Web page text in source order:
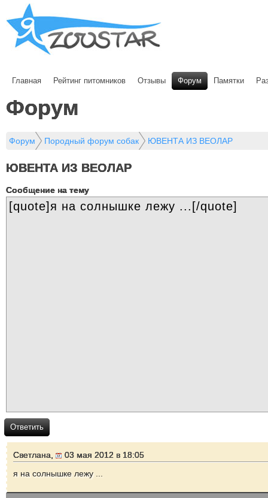
Главная Рейтинг питомников Отзывы Форум Памятки
Форум
Форум Породный форум собак ЮВЕНТА ИЗ ВЕОЛАР
ЮВЕНТА ИЗ ВЕОЛАР
Cообщение на тему
Ответить
Светлана,
03 мая 2012 в 18:05
я на солнышке лежу ...